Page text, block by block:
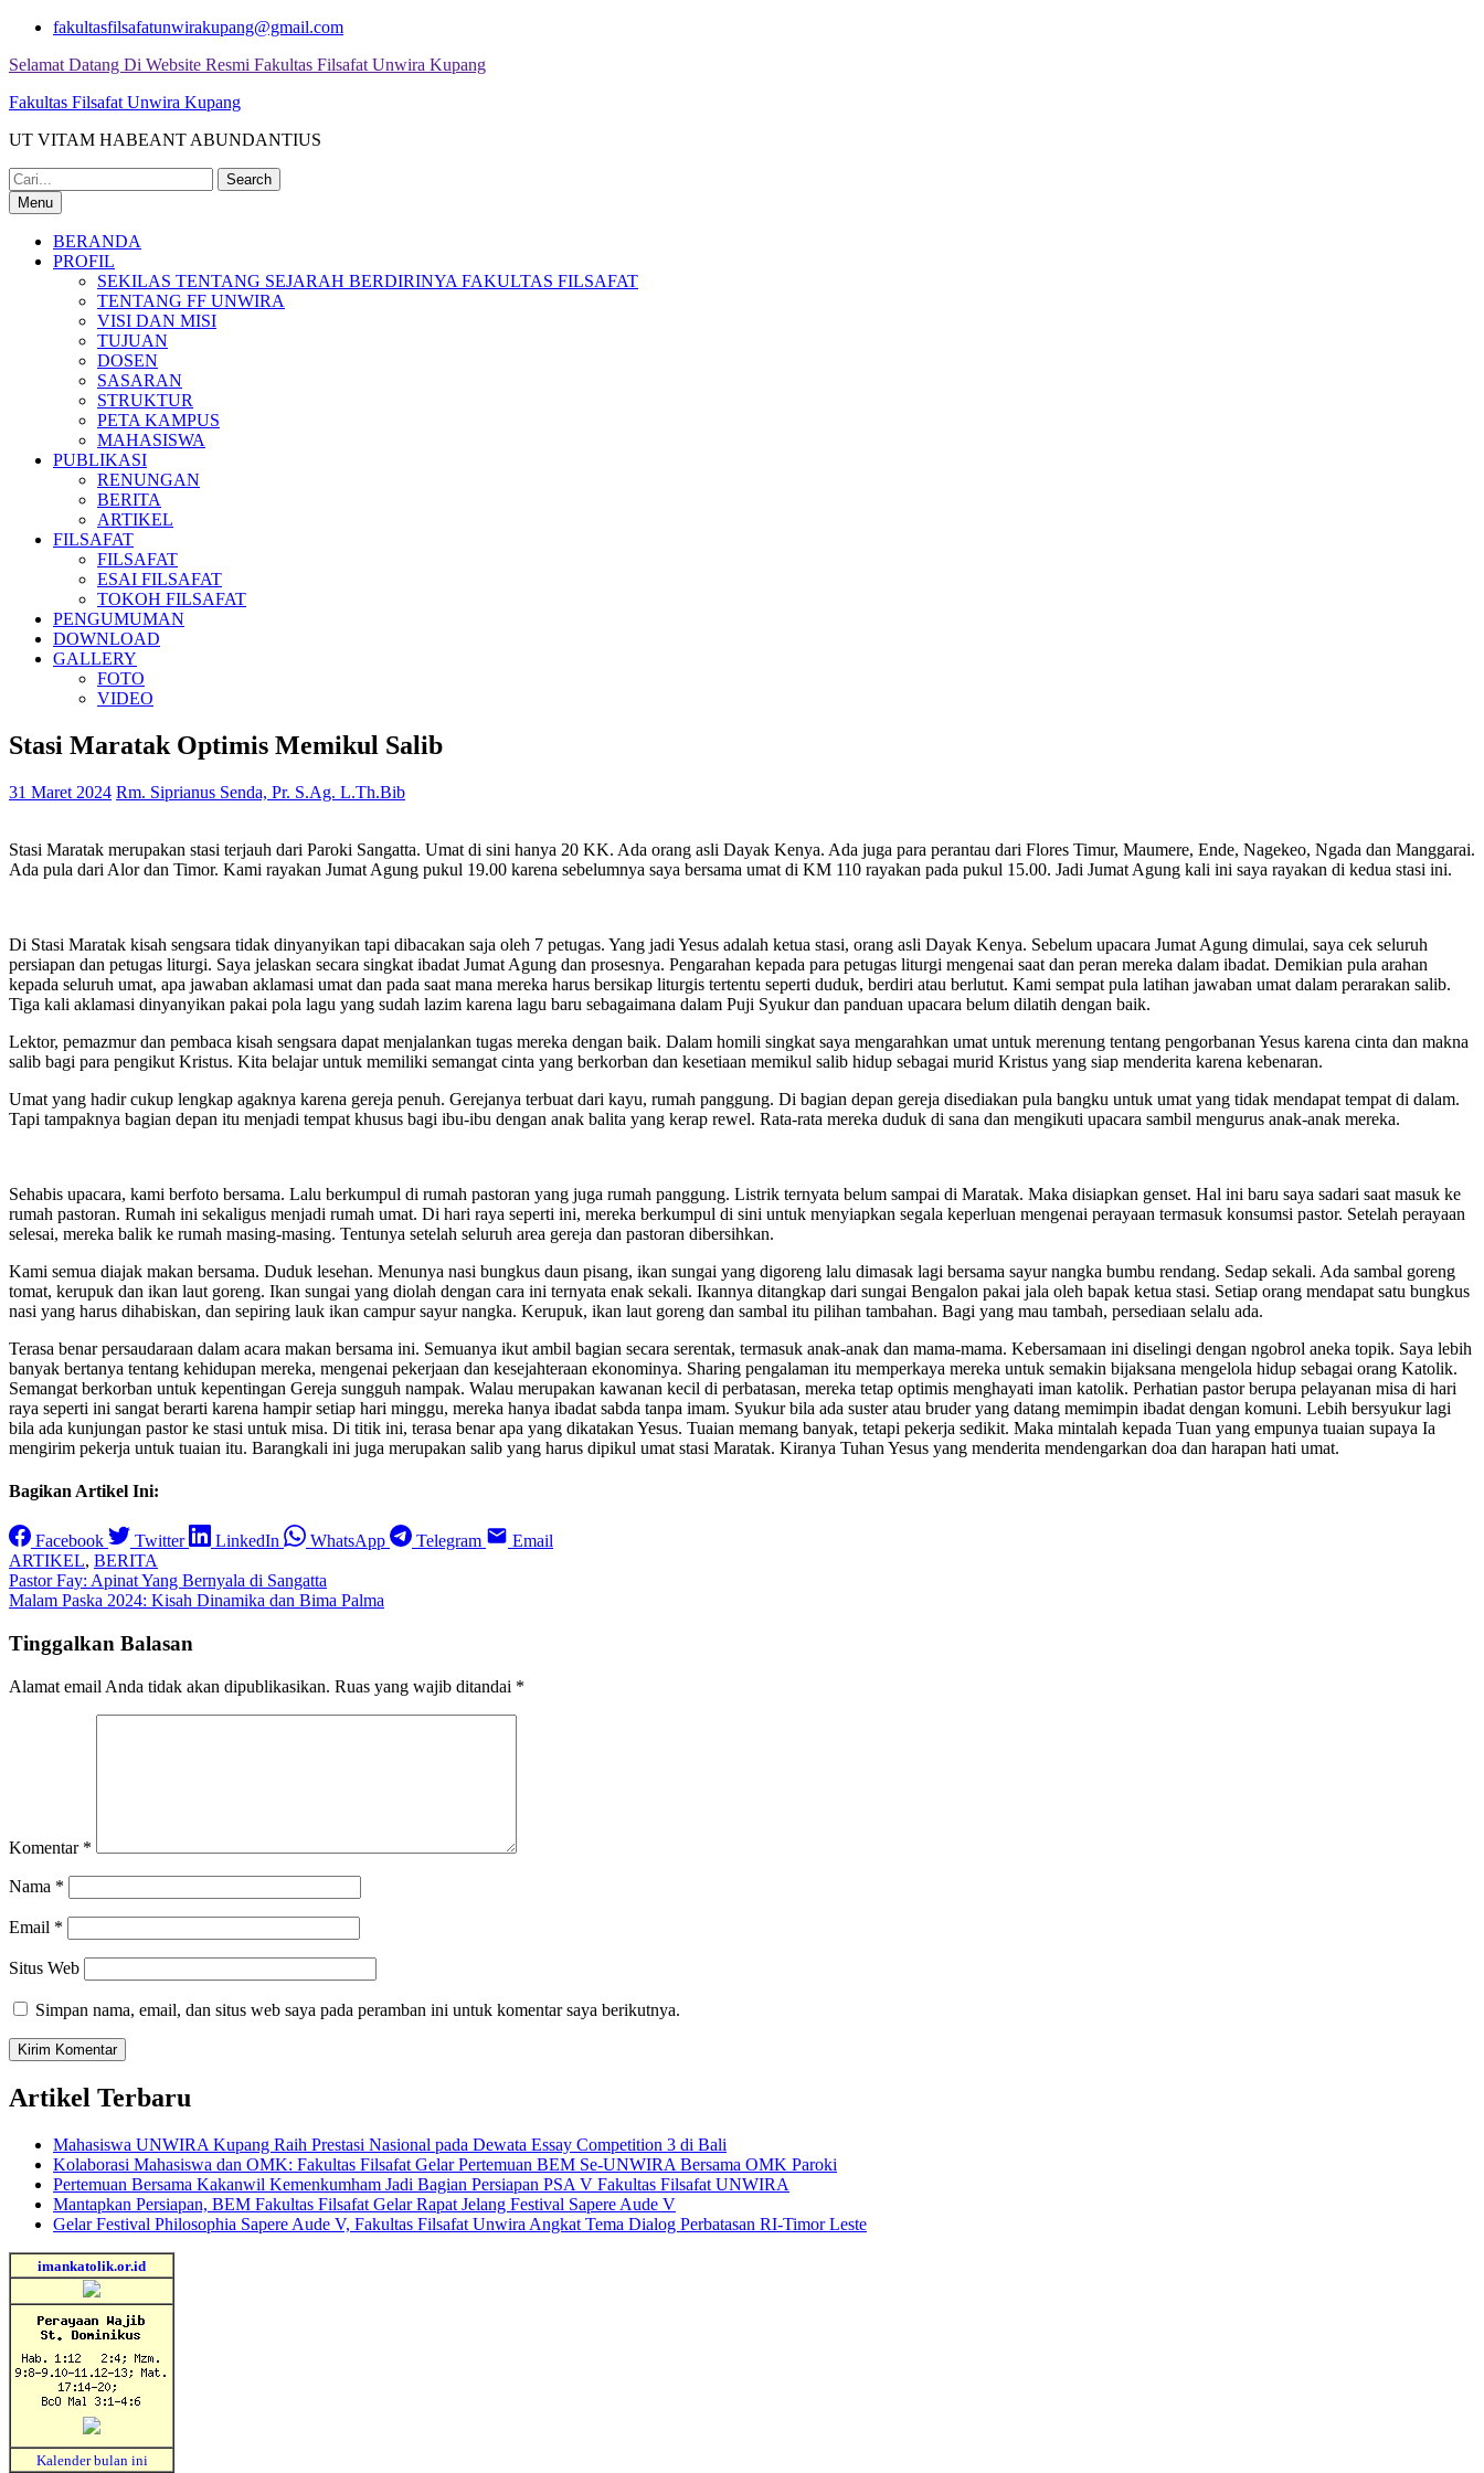
Skip
content
fakultasfilsafatunwirakupang@gmail.com
Selamat Datang Di Website Resmi Fakultas Filsafat Unwira Kupang
Fakultas Filsafat Unwira Kupang
UT VITAM HABEANT ABUNDANTIUS
Search
for:Menu
BERANDA
PROFIL
SEKILAS TENTANG SEJARAH BERDIRINYA FAKULTAS FILSAFAT
TENTANG FF UNWIRA
VISI DAN MISI
TUJUAN
DOSEN
SASARAN
STRUKTUR
PETA KAMPUS
MAHASISWA
PUBLIKASI
RENUNGAN
BERITA
ARTIKEL
FILSAFAT
FILSAFAT
ESAI FILSAFAT
TOKOH FILSAFAT
PENGUMUMAN
DOWNLOAD
GALLERY
FOTO
VIDEO
Stasi Maratak Optimis Memikul Salib
31 Maret 2024 Rm. Siprianus Senda, Pr. S.Ag. L.Th.Bib
Stasi Maratak merupakan stasi terjauh dari Paroki Sangatta. Umat di sini hanya 20 KK. Ada orang asli Dayak Kenya. Ada juga para perantau dari Flores Timur, Maumere, Ende, Nagekeo, Ngada dan Manggarai.
Ada pula dari Alor dan Timor. Kami rayakan Jumat Agung pukul 19.00 karena sebelumnya saya bersama umat di KM 110 rayakan pada pukul 15.00. Jadi Jumat Agung kali ini saya rayakan di kedua stasi ini.
Di Stasi Maratak kisah sengsara tidak dinyanyikan tapi dibacakan saja oleh 7 petugas. Yang jadi Yesus adalah ketua stasi, orang asli Dayak Kenya. Sebelum upacara Jumat Agung dimulai, saya cek seluruh
persiapan dan petugas liturgi. Saya jelaskan secara singkat ibadat Jumat Agung dan prosesnya. Pengarahan kepada para petugas liturgi mengenai saat dan peran mereka dalam ibadat. Demikian pula arahan
kepada seluruh umat, apa jawaban aklamasi umat dan pada saat mana mereka harus bersikap liturgis tertentu seperti duduk, berdiri atau berlutut. Kami sempat pula latihan jawaban umat dalam perarakan salib.
Tiga kali aklamasi dinyanyikan pakai pola lagu yang sudah lazim karena lagu baru sebagaimana dalam Puji Syukur dan panduan upacara belum dilatih dengan baik.
Lektor, pemazmur dan pembaca kisah sengsara dapat menjalankan tugas mereka dengan baik. Dalam homili singkat saya mengarahkan umat untuk merenung tentang pengorbanan Yesus karena cinta dan makna
salib bagi para pengikut Kristus. Kita belajar untuk memiliki semangat cinta yang berkorban dan kesetiaan memikul salib hidup sebagai murid Kristus yang siap menderita karena kebenaran.
Umat yang hadir cukup lengkap agaknya karena gereja penuh. Gerejanya terbuat dari kayu, rumah panggung. Di bagian depan gereja disediakan pula bangku untuk umat yang tidak mendapat tempat di dalam.
Tapi tampaknya bagian depan itu menjadi tempat khusus bagi ibu-ibu dengan anak balita yang kerap rewel. Rata-rata mereka duduk di sana dan mengikuti upacara sambil mengurus anak-anak mereka.
Sehabis upacara, kami berfoto bersama. Lalu berkumpul di rumah pastoran yang juga rumah panggung. Listrik ternyata belum sampai di Maratak. Maka disiapkan genset. Hal ini baru saya sadari saat masuk ke
rumah pastoran. Rumah ini sekaligus menjadi rumah umat. Di hari raya seperti ini, mereka berkumpul di sini untuk menyiapkan segala keperluan mengenai perayaan termasuk konsumsi pastor. Setelah perayaan
selesai, mereka balik ke rumah masing-masing. Tentunya setelah seluruh area gereja dan pastoran dibersihkan.
Kami semua diajak makan bersama. Duduk lesehan. Menunya nasi bungkus daun pisang, ikan sungai yang digoreng lalu dimasak lagi bersama sayur nangka bumbu rendang. Sedap sekali. Ada sambal goreng
tomat, kerupuk dan ikan laut goreng. Ikan sungai yang diolah dengan cara ini ternyata enak sekali. Ikannya ditangkap dari sungai Bengalon pakai jala oleh bapak ketua stasi. Setiap orang mendapat satu bungkus
nasi yang harus dihabiskan, dan sepiring lauk ikan campur sayur nangka. Kerupuk, ikan laut goreng dan sambal itu pilihan tambahan. Bagi yang mau tambah, persediaan selalu ada.
Terasa benar persaudaraan dalam acara makan bersama ini. Semuanya ikut ambil bagian secara serentak, termasuk anak-anak dan mama-mama. Kebersamaan ini diselingi dengan ngobrol aneka topik. Saya lebih
banyak bertanya tentang kehidupan mereka, mengenai pekerjaan dan kesejahteraan ekonominya. Sharing pengalaman itu memperkaya mereka untuk semakin bijaksana mengelola hidup sebagai orang Katolik.
Semangat berkorban untuk kepentingan Gereja sungguh nampak. Walau merupakan kawanan kecil di perbatasan, mereka tetap optimis menghayati iman katolik. Perhatian pastor berupa pelayanan misa di hari
raya seperti ini sangat berarti karena hampir setiap hari minggu, mereka hanya ibadat sabda tanpa imam. Syukur bila ada suster atau bruder yang datang memimpin ibadat dengan komuni. Lebih bersyukur lagi
bila ada kunjungan pastor ke stasi untuk misa. Di titik ini, terasa benar apa yang dikatakan Yesus. Tuaian memang banyak, tetapi pekerja sedikit. Maka mintalah kepada Tuan yang empunya tuaian supaya Ia
mengirim pekerja untuk tuaian itu. Barangkali ini juga merupakan salib yang harus dipikul umat stasi Maratak. Kiranya Tuhan Yesus yang menderita mendengarkan doa dan harapan hati umat.
Bagikan Artikel Ini:
Facebook Twitter LinkedIn WhatsApp Telegram
Email
ARTIKEL, BERITA
Navigasi
pos
Pastor Fay: Apinat Yang Bernyala di Sangatta
Malam Paska 2024: Kisah Dinamika dan Bima Palma
Tinggalkan Balasan
Alamat email Anda tidak akan dipublikasikan. Ruas yang wajib ditandai *
Komentar *
Nama *
Email *
Situs Web
Simpan nama, email, dan situs web saya pada peramban ini untuk komentar saya berikutnya.
Artikel Terbaru
Mahasiswa UNWIRA Kupang Raih Prestasi Nasional pada Dewata Essay Competition 3 di Bali
Kolaborasi Mahasiswa dan OMK: Fakultas Filsafat Gelar Pertemuan BEM Se-UNWIRA Bersama OMK Paroki
Pertemuan Bersama Kakanwil Kemenkumham Jadi Bagian Persiapan PSA V Fakultas Filsafat UNWIRA
Mantapkan Persiapan, BEM Fakultas Filsafat Gelar Rapat Jelang Festival Sapere Aude V
Gelar Festival Philosophia Sapere Aude V, Fakultas Filsafat Unwira Angkat Tema Dialog Perbatasan RI-Timor Leste
imankatolik.or.id
Kalender bulan ini